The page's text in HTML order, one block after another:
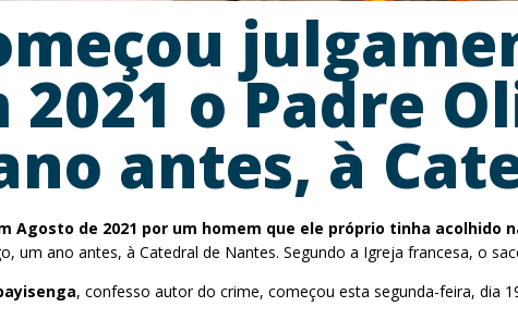
o Padre
antes, à
Agosto de 2021 por um homem que ele próprio tinha acolhido
um ano antes, à Catedral de Nantes. Segundo a Igreja francesa, o
, confesso autor do crime, começou esta segunda-feira, dia